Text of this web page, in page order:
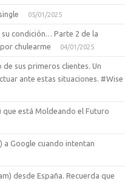
05/01/2025
condición… Parte 2 de la
chulearme
04/01/2025
de sus primeros clientes. Un
ante estas situaciones. #Wise
que está Moldeando el Futuro
a Google cuando intentan
desde España. Recuerda que